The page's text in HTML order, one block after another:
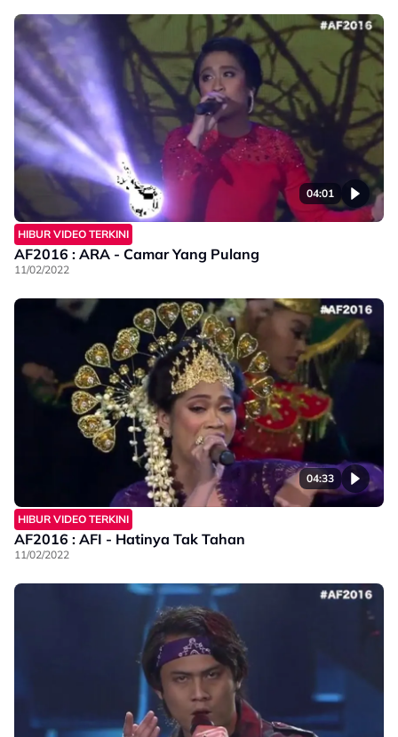
04:01
HIBUR VIDEO TERKINI
AF2016 : ARA - Camar Yang Pulang
11/02/2022
04:33
HIBUR VIDEO TERKINI
AF2016 : AFI - Hatinya Tak Tahan
11/02/2022